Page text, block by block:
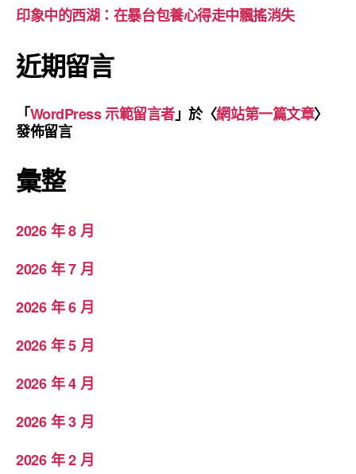
印象中的西湖：在暴台包養心得走中飄搖消失
近期留言
「WordPress 示範留言者」於〈網站第一篇文章〉
發佈留言
彙整
2026 年 8 月
2026 年 7 月
2026 年 6 月
2026 年 5 月
2026 年 4 月
2026 年 3 月
2026 年 2 月